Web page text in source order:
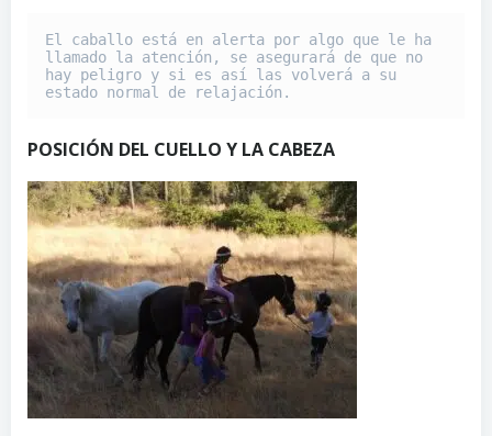
El caballo está en alerta por algo que le ha
llamado la atención, se asegurará de que no
hay peligro y si es así las volverá a su
estado normal de relajación.
POSICIÓN DEL CUELLO Y LA CABEZA